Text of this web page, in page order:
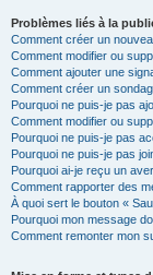
Problèmes liés à la
Comment créer un
Comment modifier ou
Comment ajouter une
Comment créer un
Pourquoi ne puis-je pas
Comment modifier ou
Pourquoi ne puis-je pas
Pourquoi ne puis-je pas
Pourquoi ai-je reçu un
Comment rapporter des
À quoi sert le bouton «
Pourquoi mon message
Comment remonter mon